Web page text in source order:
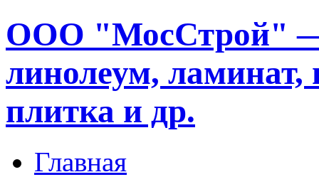
ООО "МосСтрой" —
линолеум, ламинат,
плитка и др.
Главная